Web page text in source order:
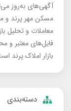
آگهی‌های به‌روز
مسکن مهر پرند و
معاملات و تحلیل
فایل‌های معتبر و
بازار املاک پرند
دسته‌بندی